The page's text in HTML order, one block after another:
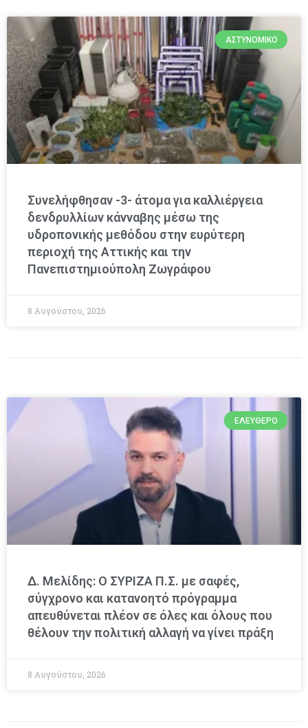
ΑΣΤΥΝΟΜΙΚΌ
Συνελήφθησαν -3- άτομα για καλλιέργεια
δενδρυλλίων κάνναβης μέσω της
υδροπονικής μεθόδου στην ευρύτερη
περιοχή της Αττικής και την
Πανεπιστημιούπολη Ζωγράφου
8 Αυγούστου, 2026
ΕΛΕΎΘΕΡΟ
Δ. Μελίδης: Ο ΣΥΡΙΖΑ Π.Σ. με σαφές,
σύγχρονο και κατανοητό πρόγραμμα
απευθύνεται πλέον σε όλες και όλους που
θέλουν την πολιτική αλλαγή να γίνει πράξη
8 Αυγούστου, 2026